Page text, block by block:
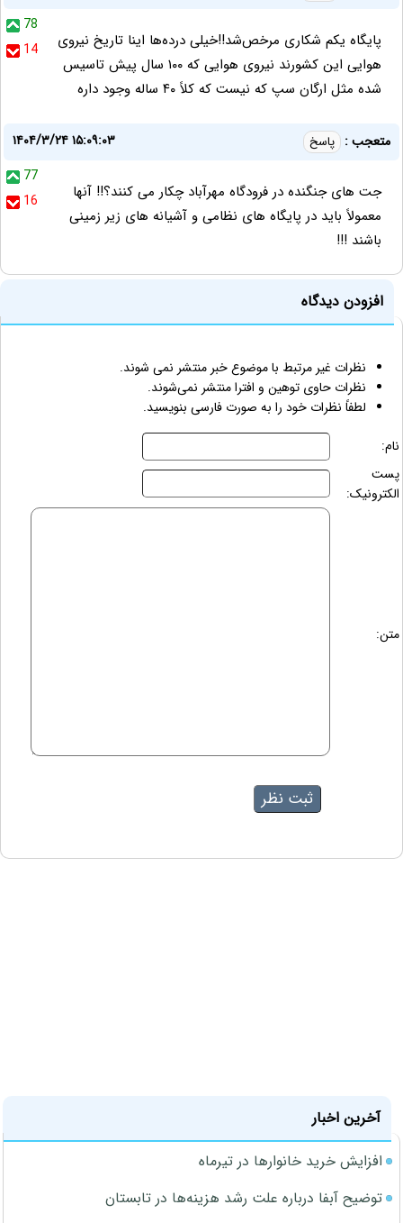
78
14
پایگاه یکم شکاری مرخص‌شد!!خیلی درده‌ها اینا تاریخ نیروی
هوایی این کشورند نیروی هوایی که ۱۰۰ سال پیش تاسیس
شده مثل ارگان سپ که نیست که کلاً ۴۰ ساله وجود داره
متعجب : پاسخ
۱۴۰۴/۳/۲۴ ۱۵:۰۹:۰۳
77
16
جت های جنگنده در فرودگاه مهرآباد چکار می کنند؟!! آنها
معمولاً باید در پایگاه های نظامی و آشیانه های زیر زمینی
باشند !!!
افزودن دیدگاه
نظرات غیر مرتبط با موضوع خبر منتشر نمی شوند.
نظرات حاوی توهین و افترا منتشر نمی‌شوند.
لطفاً نظرات خود را به صورت فارسی بنویسید.
نام:
پست
الکترونیک:
متن:
آخرین اخبار
افزایش خرید خانوارها در تیرماه
توضیح آبفا درباره علت رشد هزینه‌ها در تابستان